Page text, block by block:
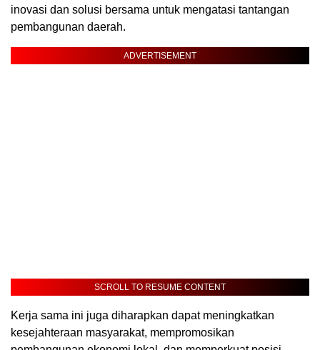
inovasi dan solusi bersama untuk mengatasi tantangan
pembangunan daerah.
ADVERTISEMENT
SCROLL TO RESUME CONTENT
Kerja sama ini juga diharapkan dapat meningkatkan
kesejahteraan masyarakat, mempromosikan